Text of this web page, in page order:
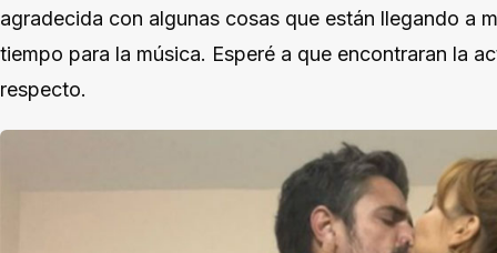
agradecida con algunas cosas que están llegando a
tiempo para la música. Esperé a que encontraran la
respecto.